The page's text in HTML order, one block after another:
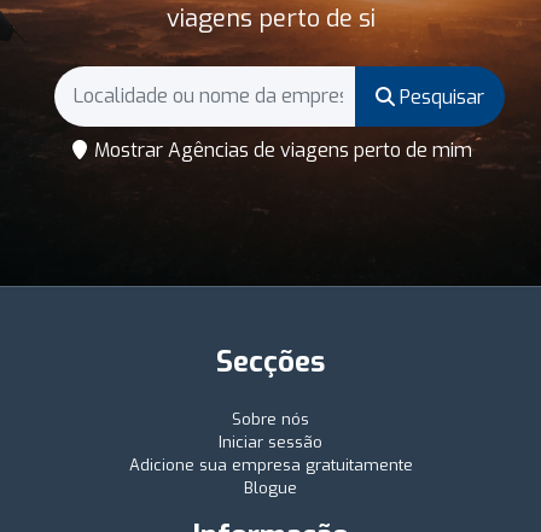
viagens perto de si
Pesquisar
Mostrar Agências de viagens perto de mim
Secções
Sobre nós
Iniciar sessão
Adicione sua empresa gratuitamente
Blogue